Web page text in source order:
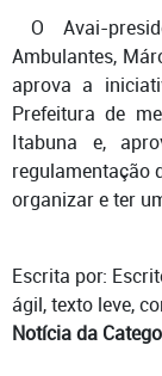
O Avai-
Ambulantes,
aprova a
Prefeitura de
Itabuna e,
regulamentação
organizar e ter
Escrita por:
ágil, texto leve,
Notícia da